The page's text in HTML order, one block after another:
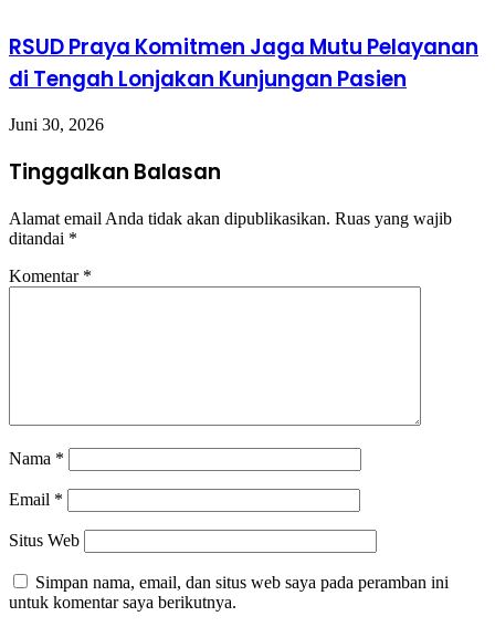
RSUD Praya Komitmen Jaga Mutu Pelayanan
di Tengah Lonjakan Kunjungan Pasien
Juni 30, 2026
Tinggalkan Balasan
Alamat email Anda tidak akan dipublikasikan. Ruas yang wajib
ditandai *
Komentar *
Nama *
Email *
Situs Web
Simpan nama, email, dan situs web saya pada peramban ini
untuk komentar saya berikutnya.